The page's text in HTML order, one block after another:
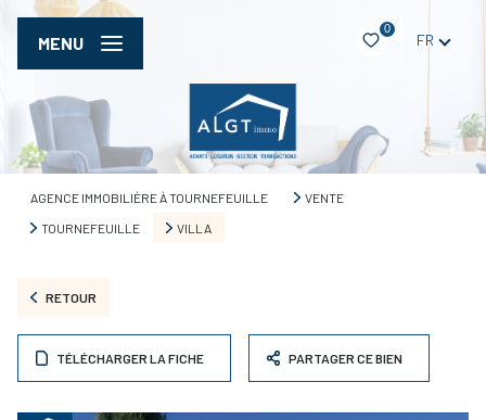
0
FR
MENU
AGENCE IMMOBILIÈRE À TOURNEFEUILLE
VENTE
TOURNEFEUILLE
VILLA
RETOUR
TÉLÉCHARGER LA FICHE PARTAGER CE BIEN